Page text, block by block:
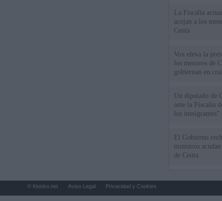
La Fiscalía
acojan a los
Ceuta
Vox eleva la
los menores de
gobiernan en
Un diputado de
ante la Fiscalía
los inmigrantes”
El Gobierno
ministros
de Ceuta
© Kiosko.net Aviso Legal Privacidad y Cookies